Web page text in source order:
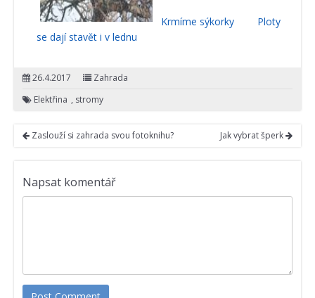
Krmíme sýkorky
Ploty
se dají stavět i v lednu
26.4.2017
Zahrada
Elektřina , stromy
Zaslouží si zahrada svou fotoknihu? Jak vybrat šperk
Napsat komentář